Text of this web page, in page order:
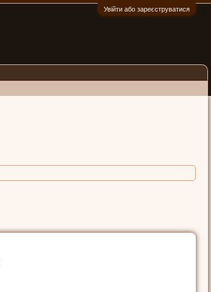
Увійти або зареєструватися